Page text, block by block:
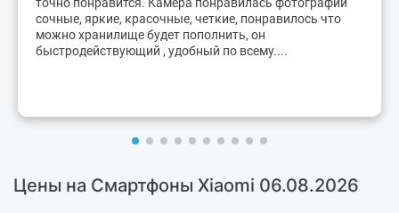
сочные, яркие, красочные, четкие, понравилось что
можно хранилище будет пополнить, он
быстродействующий , удобный по всему....
Цены на Смартфоны Xiaomi 06.08.2026